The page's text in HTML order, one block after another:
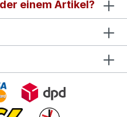
einem Artikel?